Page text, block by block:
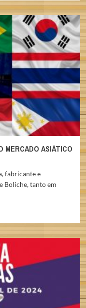
MERCADO ASIÁTICO
fabricante e
Boliche, tanto em